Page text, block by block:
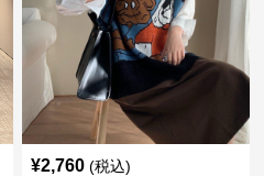
¥2,760 (税込)